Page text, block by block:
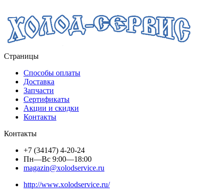
Страницы
Способы оплаты
Доставка
Запчасти
Сертификаты
Акции и скидки
Контакты
Контакты
+7 (34147) 4-20-24
Пн—Вс 9:00—18:00
magazin@xolodservice.ru
http://www.xolodservice.ru/